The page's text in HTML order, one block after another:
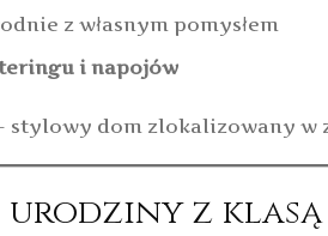
z własnym pomysłem
i napojów
stylowy dom zlokalizowany w
urodziny z klasą